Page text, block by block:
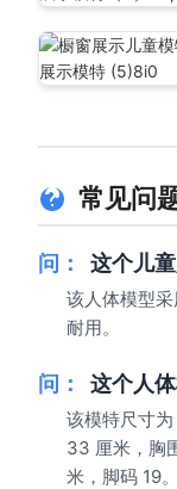
常见问
问： 这个儿
该人体模型
耐用。
问： 这个人
该模特尺寸
33 厘米，胸
米，脚码 19。